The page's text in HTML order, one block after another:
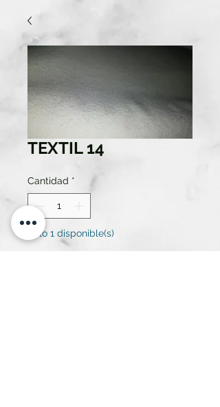
TEXTIL 14
Cantidad *
Solo 1 disponible(s)